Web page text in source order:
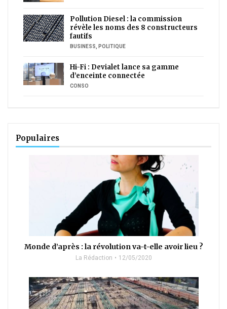
Pollution Diesel : la commission
révèle les noms des 8 constructeurs
fautifs
BUSINESS POLITIQUE
Hi-Fi : Devialet lance sa gamme
d’enceinte connectée
CONSO
Populaires
Monde d’après : la révolution va-t-elle avoir lieu ?
La Rédaction 12/05/2020